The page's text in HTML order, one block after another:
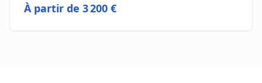
À partir de 3 200 €